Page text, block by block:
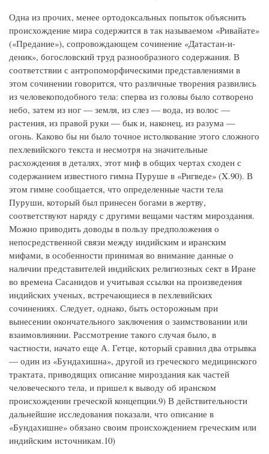
Одна из прочих, менее ортодоксальных попыток объяснить
происхождение мира содержится в так называемом «Ривайате»
(«Предание»), сопровождающем сочинение «Датастан-и-
деник», богословский труд разнообразного содержания. В
соответствии с антропоморфическими представлениями в
этом сочинении говорится, что различные творения развились
из человекоподобного тела: сперва из головы было сотворено
небо, затем из ног — земля, из слез — вода, из волос —
растения, из правой руки — бык и, наконец, из разума —
огонь. Каково бы ни было точное истолкование этого сложного
пехлевийского текста и несмотря на значительные
расхождения в деталях, этот миф в общих чертах сходен с
содержанием известного гимна Пуруше в «Ригведе» (X.90). В
этом гимне сообщается, что определенные части тела
Пуруши, который был принесен богами в жертву,
соответствуют наряду с другими вещами частям мироздания.
Можно приводить доводы в пользу предположения о
непосредственной связи между индийским и иранским
мифами, в особенности принимая во внимание данные о
наличии представителей индийских религиозных сект в Иране
во времена Сасанидов и учитывая ссылки на произведения
индийских ученых, встречающиеся в пехлевийских
сочинениях. Следует, однако, быть осторожным при
вынесении окончательного заключения о заимствовании или
взаимовлиянии. Рассмотрение такого случая было, в
частности, начато еще А. Гетце, который сравнил два отрывка
— один из «Бундахишна», другой из греческого медицинского
трактата, приводящих описание мироздания как частей
человеческого тела, и пришел к выводу об иранском
происхождении греческой концепции.9) В действительности
дальнейшие исследования показали, что описание в
«Бундахишне» обязано своим происхождением греческим или
индийским источникам.10)